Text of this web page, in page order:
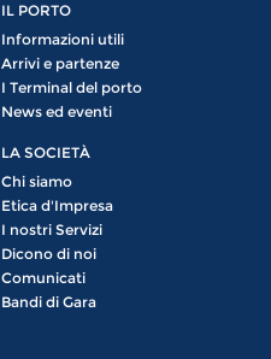
IL PORTO
Informazioni utili
Arrivi e partenze
I Terminal del porto
News ed eventi
LA SOCIETÀ
Chi siamo
Etica d'Impresa
I nostri Servizi
Dicono di noi
Comunicati
Bandi di Gara